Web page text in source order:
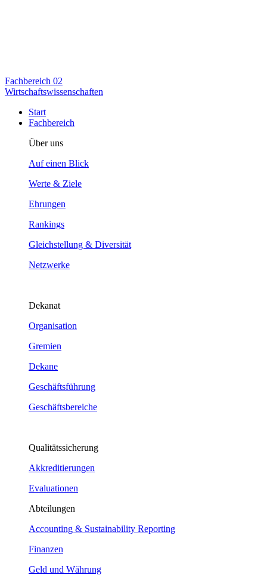
Fachbereich 02
Wirtschaftswissenschaften
Start
Fachbereich
Über uns
Auf einen Blick
Werte & Ziele
Ehrungen
Rankings
Gleichstellung & Diversität
Netzwerke
Dekanat
Organisation
Gremien
Dekane
Geschäftsführung
Geschäftsbereiche
Qualitätssicherung
Akkreditierungen
Evaluationen
Abteilungen
Accounting & Sustainability Reporting
Finanzen
Geld und Währung